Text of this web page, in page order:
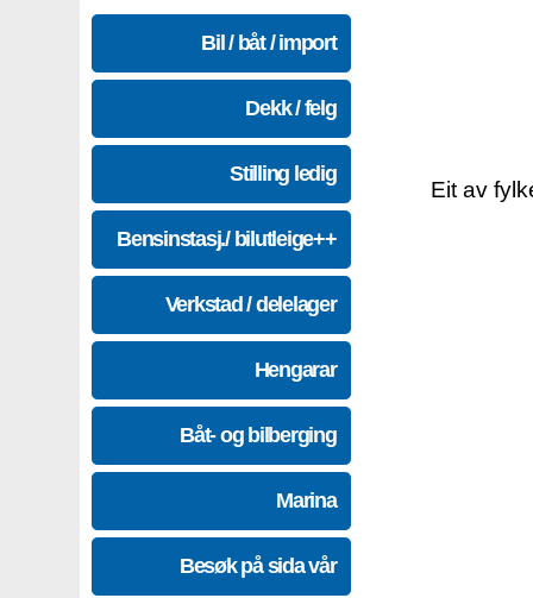
Bil / båt / import
Dekk / felg
Stilling ledig
Bensinstasj./ bilutleige++
Verkstad / delelager
Hengarar
Båt- og bilberging
Marina
Besøk på sida vår
Eit av